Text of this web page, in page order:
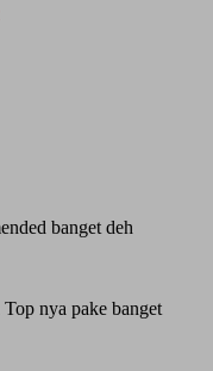
banget deh
nya pake banget